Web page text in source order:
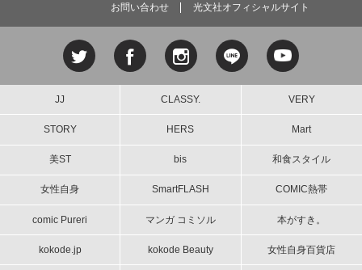
お問い合わせ
光文社オフィシャルサイト
JJ CLASSY. VERY
STORY HERS Mart
美ST bis 和食スタイル
女性自身 SmartFLASH COMIC熱帯
comic Pureri マンガ コミソル 本がすき。
kokode.jp kokode Beauty 女性自身百貨店